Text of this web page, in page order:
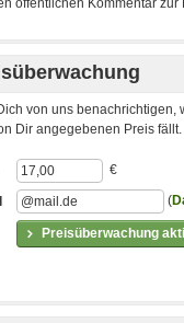
von uns benachrichtigen,
Dir angegebenen Preis fällt.
Preisüberwachung
€
(